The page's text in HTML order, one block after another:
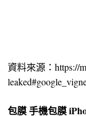
資料來源：https://
包膜手機包膜